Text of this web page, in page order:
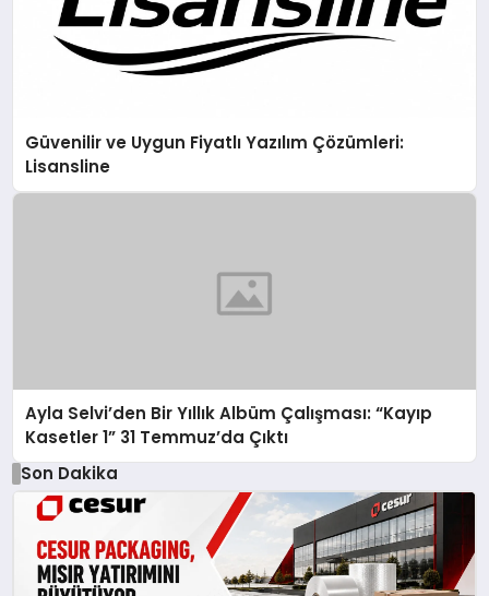
Güvenilir ve Uygun Fiyatlı Yazılım Çözümleri:
Lisansline
Ayla Selvi’den Bir Yıllık Albüm Çalışması: “Kayıp
Kasetler 1” 31 Temmuz’da Çıktı
Son Dakika